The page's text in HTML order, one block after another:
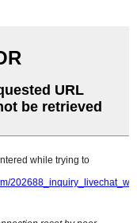
Svetainės
vamzdžių